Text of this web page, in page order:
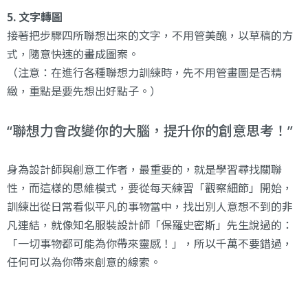
5. 文字轉圖
接著把步驟四所聯想出來的文字，不用管美醜，以草稿的方
式，隨意快速的畫成圖案。
（注意：在進行各種聯想力訓練時，先不用管畫圖是否精
緻，重點是要先想出好點子。）
聯想力會改變你的大腦，提升你的創意思考！
身為設計師與創意工作者，最重要的，就是學習尋找關聯
性，而這樣的思維模式，要從每天練習「觀察細節」開始，
訓練出從日常看似平凡的事物當中，找出別人意想不到的非
凡連結，就像知名服裝設計師「保羅史密斯」先生說過的：
「一切事物都可能為你帶來靈感！」，所以千萬不要錯過，
任何可以為你帶來創意的線索。